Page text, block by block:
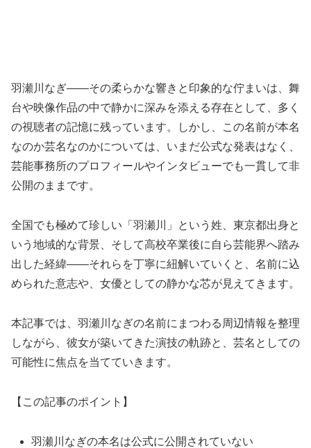
羽瀬川なぎ――その柔らかな響きと印象的な佇まいは、舞
台や映像作品の中で静かに深みを添える存在として、多く
の視聴者の記憶に残っています。しかし、この名前が本名
なのか芸名なのかについては、いまだ公式な発表はなく、
芸能事務所のプロフィールやインタビューでも一貫して非
公開のままです。
全国でも極めて珍しい「羽瀬川」という姓、東京都出身と
いう地域的な背景、そして高校卒業後に自ら芸能界へ踏み
出した経緯――それらを丁寧に紐解いていくと、名前に込
められた意志や、女優としての静かな芯が見えてきます。
本記事では、羽瀬川なぎの名前にまつわる周辺情報を整理
しながら、彼女が築いてきた演技の軌跡と、芸名としての
可能性に焦点を当てていきます。
【この記事のポイント】
羽瀬川なぎの本名は公式に公開されていない